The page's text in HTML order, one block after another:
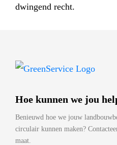
dwingend recht.
Hoe kunnen we jou
Benieuwd hoe we jouw
circulair kunnen maken?
maat.